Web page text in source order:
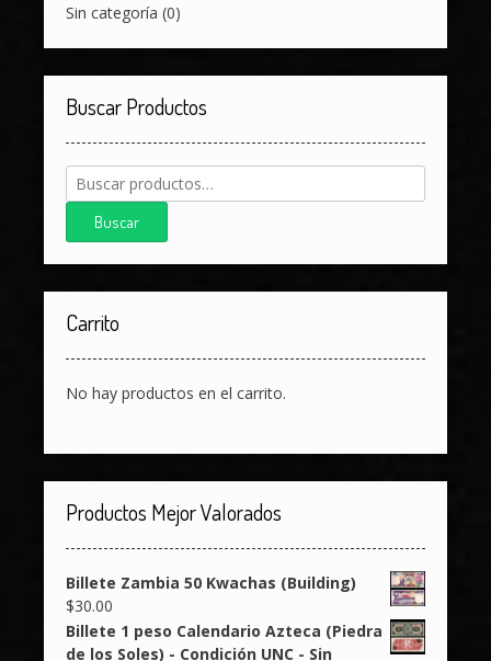
Sin categoría (0)
Buscar Productos
Buscar
por:
Buscar
Carrito
No hay productos en el carrito.
Productos Mejor Valorados
Billete Zambia 50 Kwachas (Building)
$30.00
Billete 1 peso Calendario Azteca (Piedra
de los Soles) - Condición UNC - Sin